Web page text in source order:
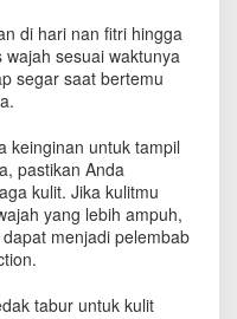
di hari nan fitri hingga
sesuai waktunya
segar saat bertemu
keinginan untuk tampil
pastikan Anda
kulit. Jika kulitmu
yang lebih ampuh,
menjadi pelembab
tabur untuk kulit